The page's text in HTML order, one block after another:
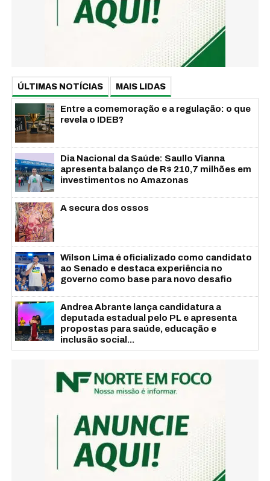
ÚLTIMAS NOTÍCIAS MAIS LIDAS
Entre a comemoração e a regulação: o que
revela o IDEB?
Dia Nacional da Saúde: Saullo Vianna
apresenta balanço de R$ 210,7 milhões em
investimentos no Amazonas
A secura dos ossos
Wilson Lima é oficializado como candidato
ao Senado e destaca experiência no
governo como base para novo desafio
Andrea Abrante lança candidatura a
deputada estadual pelo PL e apresenta
propostas para saúde, educação e
inclusão social...